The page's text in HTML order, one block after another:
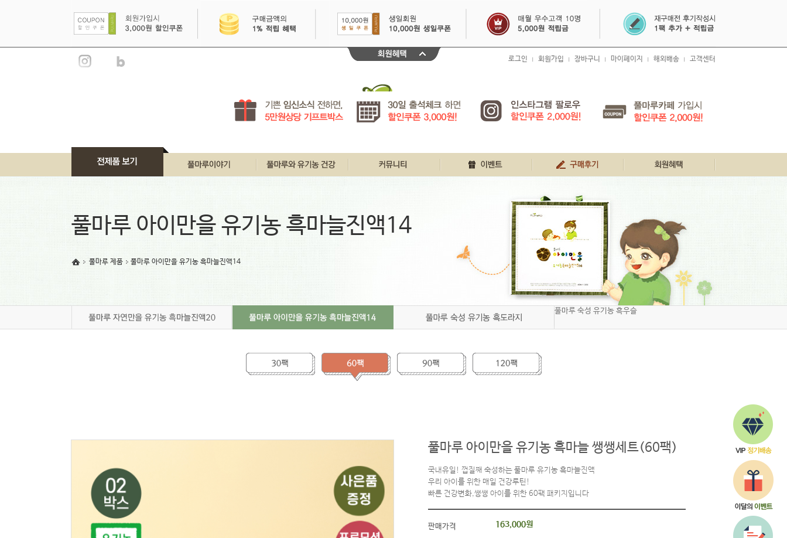
로그인 회원가입 장바구니 마이페이지 해외배송 고객센터
풀마루 브랜드
풀마루 언론소개
풀마루 갤러리
풀마루와 유기농
유기농 원물정보
우리집 풀마루이야기
깐깐리얼 주부체험단
생생 구매 후기
FAQ
1:1문의
Q&A
해외배송
풀마루 아이만을 유기농 흑마늘진액14
풀마루 제품 풀마루 아이만을 유기농 흑마늘진액14
풀마루 숙성 유기농 흑우슬
풀마루 아이만을 유기농 흑마늘 쌩쌩세트(60팩)
국내유일! 껍질째 숙성하는 풀마루 유기농 흑마늘진액
우리 아이를 위한 매일 건강루틴!
빠른 건강변화,쌩쌩 아이를 위한 60팩 패키지입니다
판매가격 163,000원